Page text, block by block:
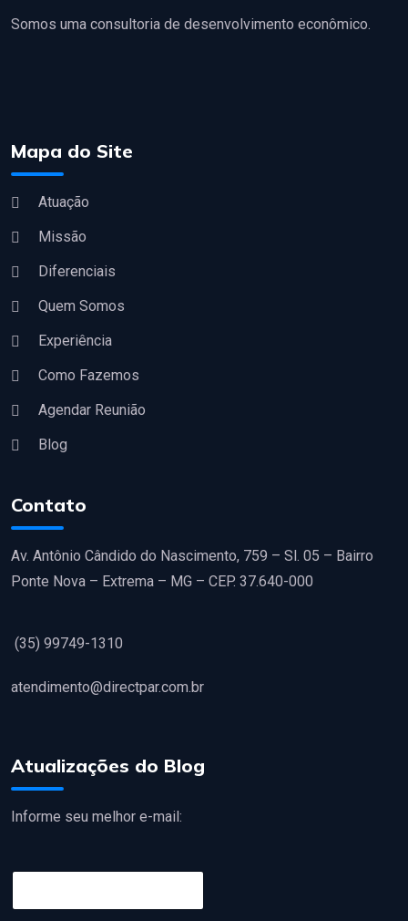
Somos uma consultoria de desenvolvimento econômico.
Mapa do Site
Atuação
Missão
Diferenciais
Quem Somos
Experiência
Como Fazemos
Agendar Reunião
Blog
Contato
Av. Antônio Cândido do Nascimento, 759 – Sl. 05 – Bairro
Ponte Nova – Extrema – MG – CEP. 37.640-000
(35) 99749-1310
atendimento@directpar.com.br
Atualizações do Blog
Informe seu melhor e-mail:
E
a